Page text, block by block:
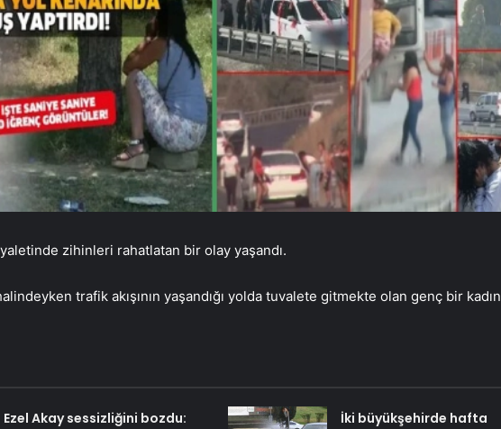
zihinleri rahatlatan bir olay yaşandı.
trafik akışının yaşandığı yolda tuvalete gitmekte olan genç bir kadın
Ezel Akay sessizliğini bozdu:
İki büyükşehirde hafta